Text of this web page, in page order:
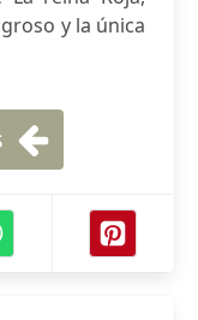
y la única